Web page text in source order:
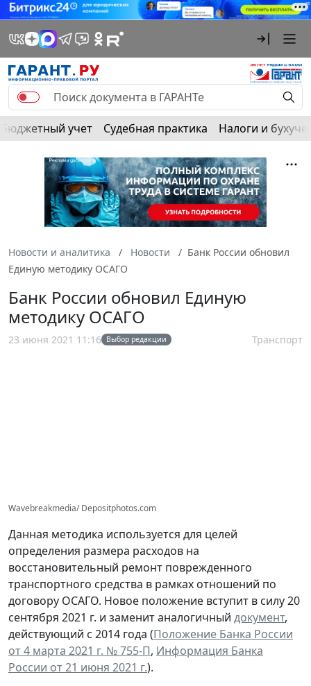
Бюджетный учет Судебная практика Налоги и
Новости и аналитика Новости
Банк России обновил
Единую методику ОСАГО
Банк России обновил Единую
методику ОСАГО
23 июня 2021 11:16 Выбор редакции Транспорт
Wavebreakmedia/ Depositphotos.com
Данная методика используется для целей
определения размера расходов на
восстановительный ремонт поврежденного
транспортного средства в рамках отношений по
договору ОСАГО. Новое положение вступит в силу 20
сентября 2021 г. и заменит аналогичный документ,
действующий с 2014 года (Положение Банка России
от 4 марта 2021 г. № 755-П, Информация Банка
России от 21 июня 2021 г.).